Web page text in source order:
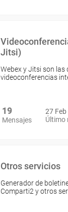
Jitsi)
Webex y Jitsi son
videoconferencias
19
Mensajes
27
Último
Otros servicios
Generador de
Comparti2 y otros